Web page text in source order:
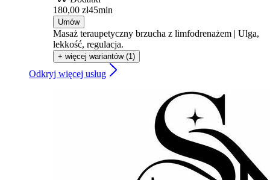
180,00 zł45min
Umów
Masaż teraupetyczny brzucha z limfodrenażem | Ulga,
lekkość, regulacja.
+ więcej wariantów (1)
Odkryj więcej usług